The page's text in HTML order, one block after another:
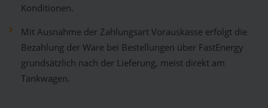
Konditionen.
Mit Ausnahme der Zahlungsart Vorauskasse erfolgt die
Bezahlung der Ware bei Bestellungen über FastEnergy
grundsätzlich nach der Lieferung, meist direkt am
Tankwagen.